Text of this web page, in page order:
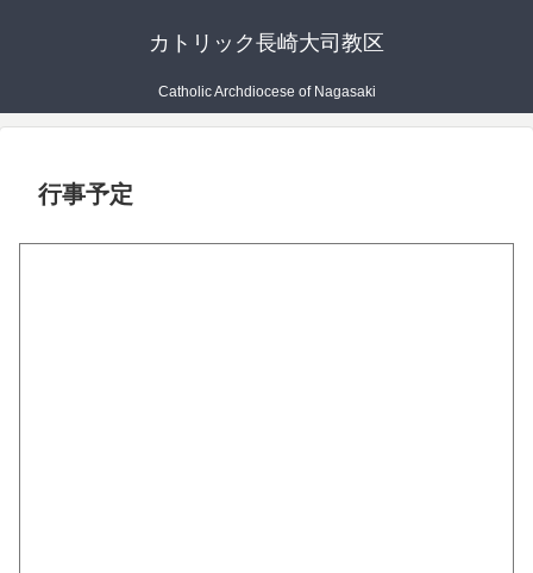
カトリック長崎大司教区
Catholic Archdiocese of Nagasaki
行事予定